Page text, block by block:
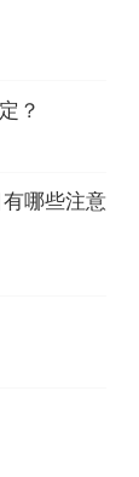
？
哪些注意